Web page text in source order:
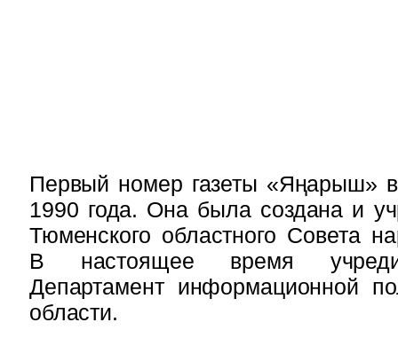
Первый номер газеты «Яңарыш»
1990 года. Она была создана и
Тюменского областного Совета
В настоящее время
Департамент информационной
области.